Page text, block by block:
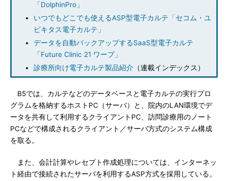
「DolphinPro」
いつでもどこでも使えるASP型電子カルテ「セコム・ユ
ビキタス電子カルテ」
データを自動バックアップするSaaS型電子カルテ
「Future Clinic 21 ワープ」
診療所向け電子カルテ製品紹介 （連載インデックス）
B5では、カルテなどのデータベースと電子カルテの実行プロ
グラムを格納するホストPC（サーバ）と、院内のLAN環境でデ
ータを共有して利用するクライアントPC、訪問診療用のノート
PCなどで構成されるクライアント／サーバ方式のシステム構成
を取る。
また、会計計算やレセプト作成処理については、インターネッ
ト経由で接続されたサーバを利用するASP方式を採用している。